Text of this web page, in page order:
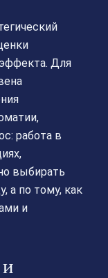
Для
работа в
выбирать
а по тому, как
и